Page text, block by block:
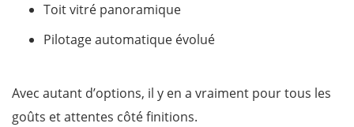
Toit vitré panoramique
Pilotage automatique évolué
Avec autant d’options, il y en a vraiment pour tous les
goûts et attentes côté finitions.